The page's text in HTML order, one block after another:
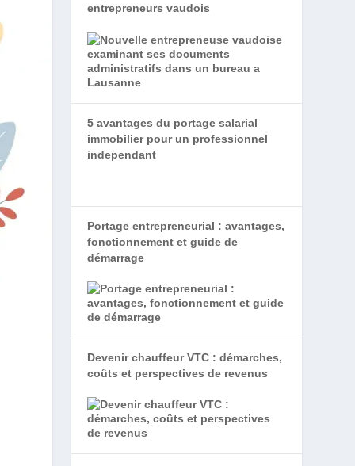
entrepreneurs vaudois
5 avantages du portage salarial
immobilier pour un professionnel
independant
Portage entrepreneurial : avantages,
fonctionnement et guide de
démarrage
Devenir chauffeur VTC : démarches,
coûts et perspectives de revenus